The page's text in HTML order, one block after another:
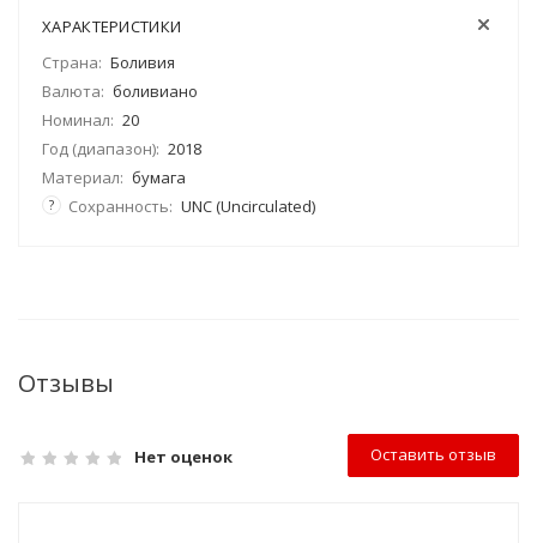
ХАРАКТЕРИСТИКИ
Страна: Боливия
Валюта: боливиано
Номинал: 20
Год (диапазон): 2018
Материал: бумага
? Сохранность: UNC (Uncirculated)
Отзывы
Нет оценок Оставить отзыв